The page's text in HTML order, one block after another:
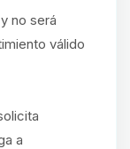
no será
válido
a